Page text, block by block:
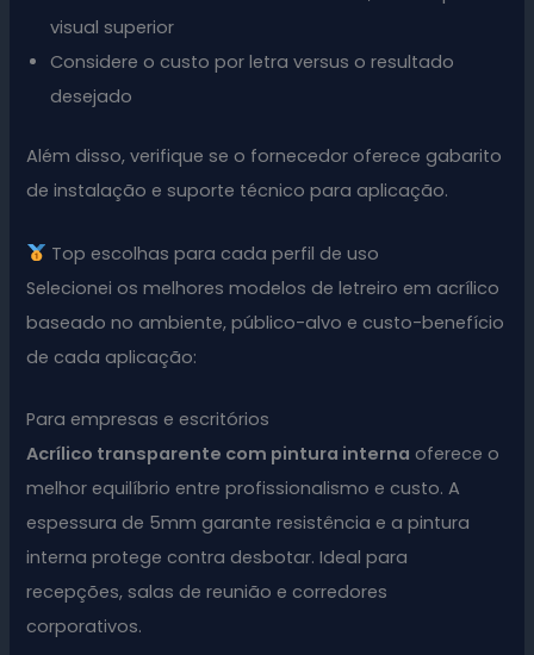
visual superior
Considere o custo por letra versus o resultado
desejado
Além disso, verifique se o fornecedor oferece gabarito
de instalação e suporte técnico para aplicação.
Top escolhas para cada perfil de uso
Selecionei os melhores modelos de letreiro em acrílico
baseado no ambiente, público-alvo e custo-benefício
de cada aplicação:
Para empresas e escritórios
Acrílico transparente com pintura interna oferece o
melhor equilíbrio entre profissionalismo e custo. A
espessura de 5mm garante resistência e a pintura
interna protege contra desbotar. Ideal para
recepções, salas de reunião e corredores
corporativos.